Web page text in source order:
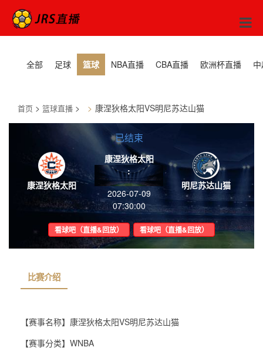
全部 足球 篮球 NBA直播 CBA直播 欧洲杯直播
首页 > 篮球直播 > 康涅狄格太阳VS明尼苏达山猫
康涅狄格太阳
已结束
康涅狄格太阳
:
2026-07-09
07:30:00
明尼苏达山猫
看球吧（直播&回放） 看球吧（直播&回放）
比赛介绍
【赛事名称】 康涅狄格太阳VS明尼苏达山猫
【赛事分类】 WNBA